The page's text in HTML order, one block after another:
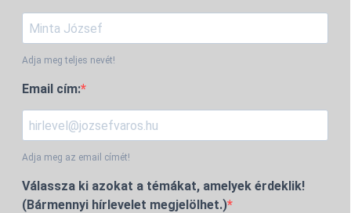
Adja meg teljes nevét!
Email cím:
Adja meg az email címét!
Válassza ki azokat a témákat, amelyek érdeklik!
(Bármennyi hírlevelet megjelölhet.)